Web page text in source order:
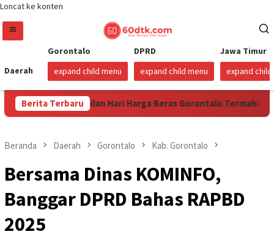
Loncat ke konten
Daerah
Gorontalo
expand child menu
DPRD
expand child menu
Jawa Timur
expand child
Berita Terbaru
Sudah Sembilan Hari Harga Beras Gorontalo Termahal di
Beranda Daerah Gorontalo Kab. Gorontalo
Bersama Dinas KOMINFO,
Banggar DPRD Bahas RAPBD
2025